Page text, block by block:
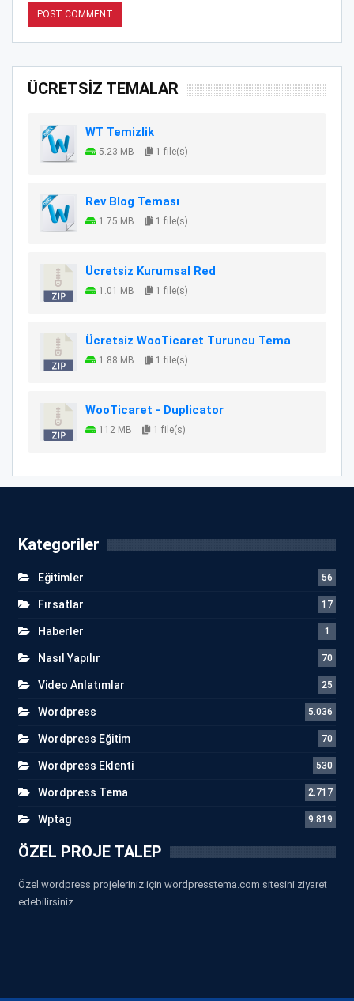
ÜCRETSİZ TEMALAR
WT Temizlik
5.23 MB 1 file(s)
Rev Blog Teması
1.75 MB 1 file(s)
Ücretsiz Kurumsal Red
1.01 MB 1 file(s)
Ücretsiz WooTicaret Turuncu Tema
1.88 MB 1 file(s)
WooTicaret - Duplicator
112 MB 1 file(s)
Kategoriler
Eğitimler 56
Fırsatlar 17
Haberler 1
Nasıl Yapılır 70
Video Anlatımlar 25
Wordpress 5.036
Wordpress Eğitim 70
Wordpress Eklenti 530
Wordpress Tema 2.717
Wptag 9.819
ÖZEL PROJE TALEP
Özel wordpress projeleriniz için wordpresstema.com sitesini ziyaret
edebilirsiniz.